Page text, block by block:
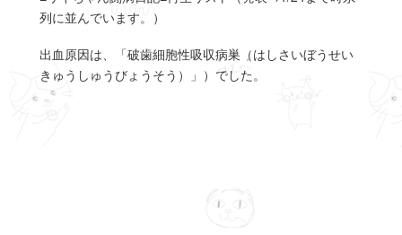
列に並んでいます。）
出血原因は、「破歯細胞性吸収病巣（はしさいぼうせい
きゅうしゅうびょうそう）」）でした。